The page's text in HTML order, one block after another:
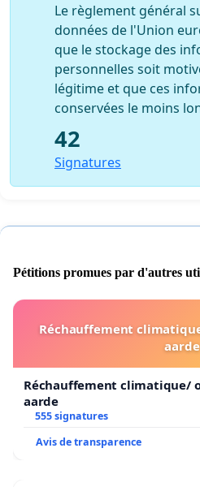
Le règlement général
données de l'Union
que le stockage des
personnelles soit
légitime et que ces
conservées le moins
42
Signatures
Pétitions promues par d'autres
Réchauffement
aarde
Réchauffement climatique/
aarde
555 signatures
Avis de transparence